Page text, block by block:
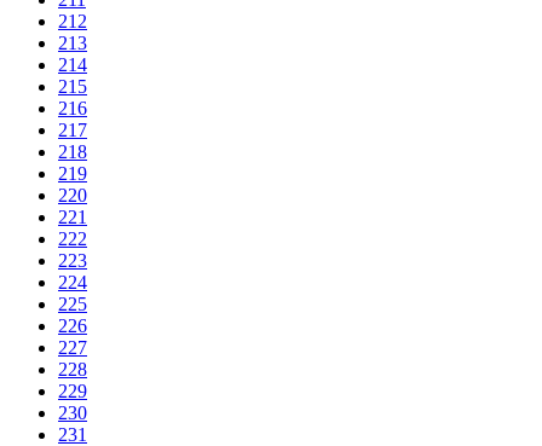
212
213
214
215
216
217
218
219
220
221
222
223
224
225
226
227
228
229
230
231